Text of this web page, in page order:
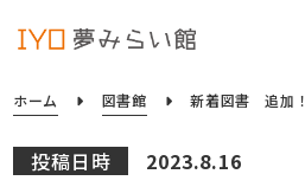
ホーム 図書館 新着図書 追加！
投稿日時 2023.8.16